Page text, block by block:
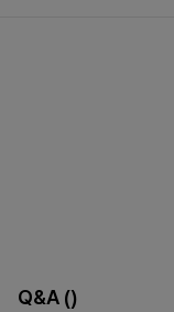
Q&A ()